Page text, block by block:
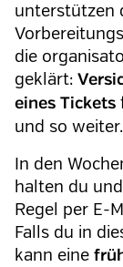
unterstützen
die
geklärt:
eines Tickets
und so weiter.
In den
halten du
Regel per E-
Falls du in
kann eine